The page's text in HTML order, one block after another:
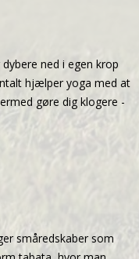
ned i egen krop
hjælper yoga med at
gøre dig klogere -
småredskaber som